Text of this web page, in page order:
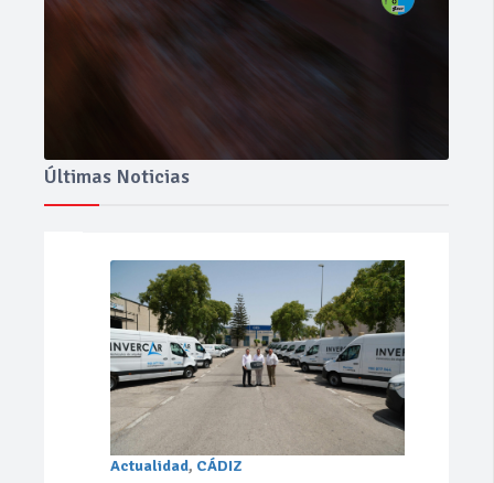
Últimas Noticias
Actualidad, CÁDIZ